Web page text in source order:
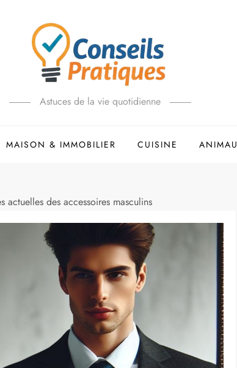
Astuces de la vie quotidienne
MAISON & IMMOBILIER CUISINE
des accessoires masculins